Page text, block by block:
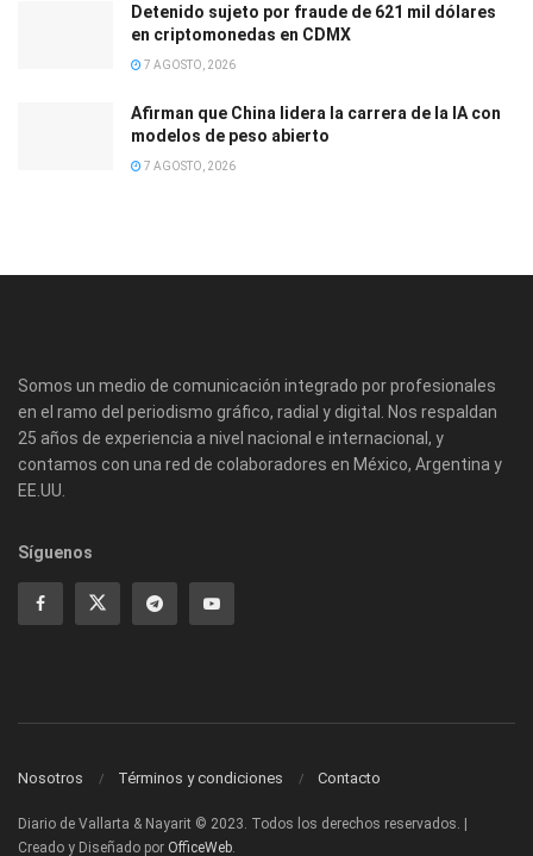
Detenido sujeto por fraude de 621 mil dólares
en criptomonedas en CDMX
7 AGOSTO, 2026
Afirman que China lidera la carrera de la IA con
modelos de peso abierto
7 AGOSTO, 2026
Somos un medio de comunicación integrado por profesionales
en el ramo del periodismo gráfico, radial y digital. Nos respaldan
25 años de experiencia a nivel nacional e internacional, y
contamos con una red de colaboradores en México, Argentina y
EE.UU.
Síguenos
Nosotros Términos y condiciones Contacto
Diario de Vallarta & Nayarit © 2023. Todos los derechos reservados. |
Creado y Diseñado por OfficeWeb